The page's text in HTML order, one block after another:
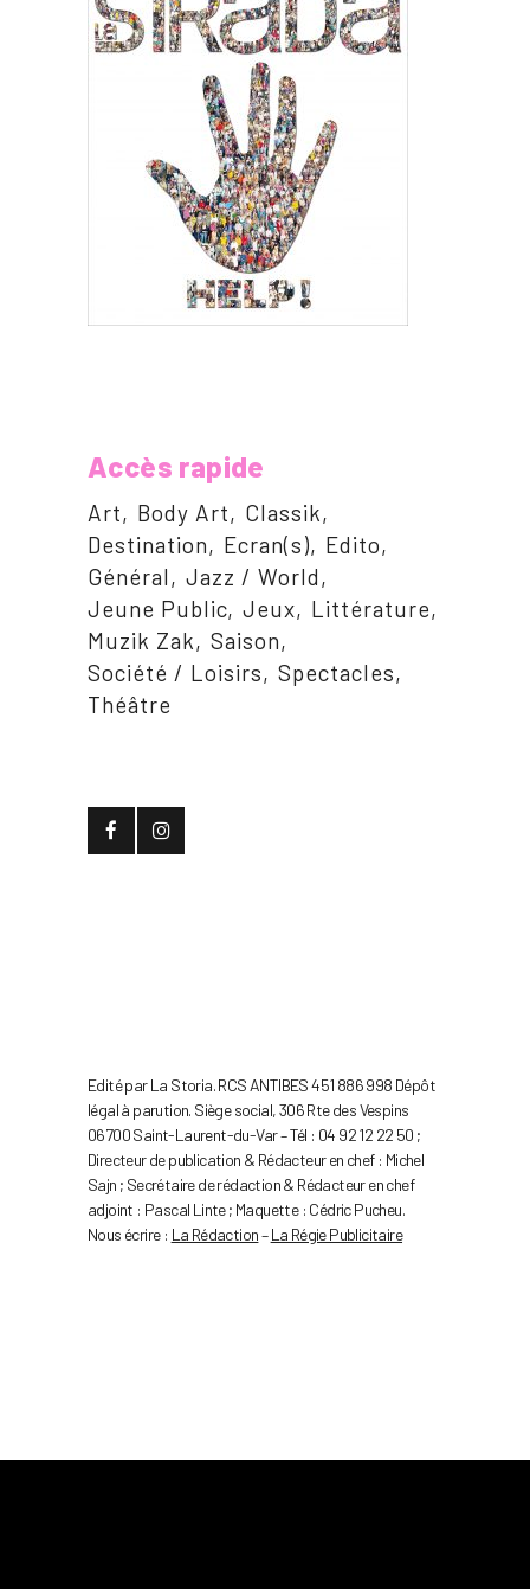
Accès rapide
Art Body Art
Classik
Destination
Ecran(s)
Edito
Général
Jazz / World
Jeune Public Jeux
Littérature
Muzik Zak
Saison
Société / Loisirs
Spectacles
Théâtre
Edité par La Storia. RCS ANTIBES 451 886 998 Dépôt
légal à parution. Siège social, 306 Rte des Vespins
06700 Saint-Laurent-du-Var – Tél : 04 92 12 22 50 ;
Directeur de publication & Rédacteur en chef : Michel
Sajn ; Secrétaire de rédaction & Rédacteur en chef
adjoint : Pascal Linte ; Maquette : Cédric Pucheu.
Nous écrire : La Rédaction–La Régie Publicitaire